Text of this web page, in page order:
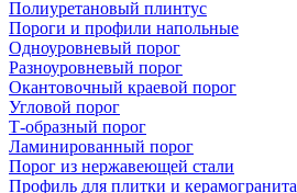
Полиуретановый плинтус
Пороги и профили напольные
Одноуровневый порог
Разноуровневый порог
Окантовочный краевой порог
Угловой порог
Т-образный порог
Ламинированный порог
Порог из нержавеющей стали
Профиль для плитки и керамогранита